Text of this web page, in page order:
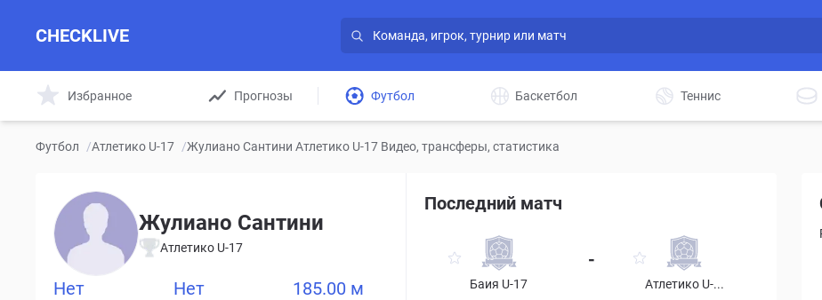
CHECKLIVE
Избранное Прогнозы Футбол Баскетбол Теннис
Футбол /Атлетико U-17 /Жулиано Сантини Атлетико U-17 Видео, трансферы, статистика
Жулиано Сантини
Атлетико U-17
Нет Нет 185.00 м
Последний матч
Баия U-17
-
Атлетико U-...